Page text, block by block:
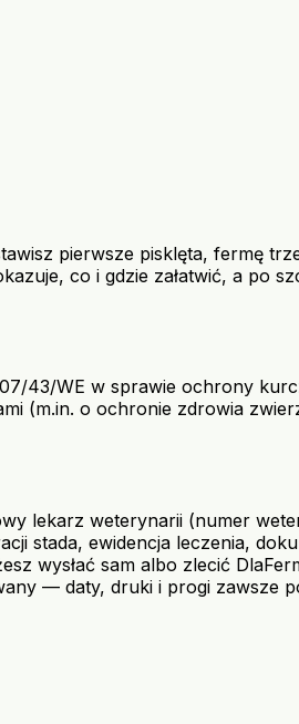
pierwsze pisklęta, fermę
co i gdzie załatwić, a po
43/WE w sprawie ochrony
(m.in. o ochronie zdrowia
lekarz weterynarii (numer
stada, ewidencja leczenia,
wysłać sam albo zlecić
— daty, druki i progi zawsze